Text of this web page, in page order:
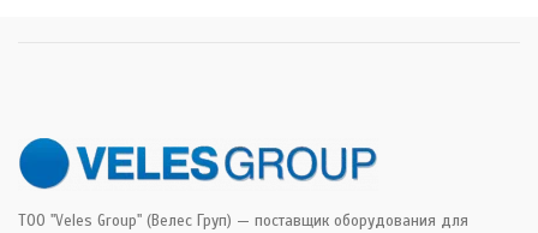
ТОО "Veles Group" (Велес Груп) — поставщик оборудования для